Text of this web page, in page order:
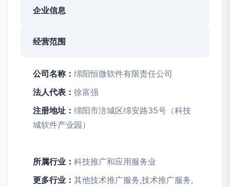
企业信息
经营范围
公司名称： 绵阳恒微软件有限责任公司
法人代表： 徐富强
注册地址： 绵阳市涪城区绵安路35号（科技
城软件产业园）
所属行业： 科技推广和应用服务业
更多行业： 其他技术推广服务,技术推广服务,